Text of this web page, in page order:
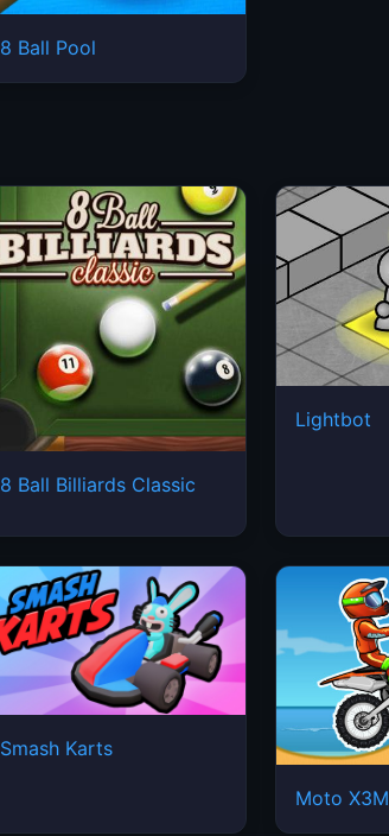
8 Ball Pool
8 Ball Billiards Classic
Lightbot
Smash Karts
Moto X3M